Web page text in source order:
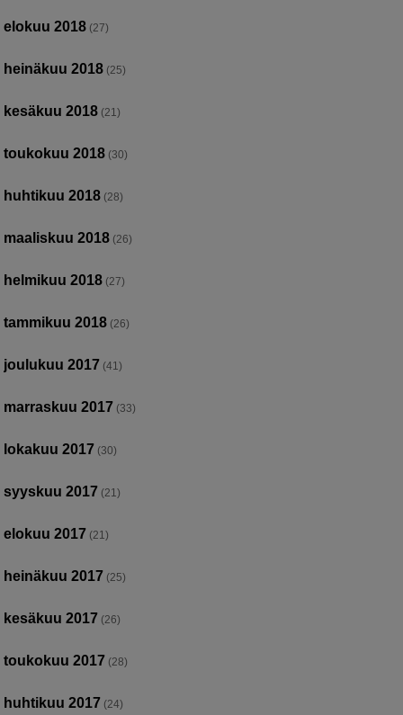
elokuu 2018 (27)
heinäkuu 2018 (25)
kesäkuu 2018 (21)
toukokuu 2018 (30)
huhtikuu 2018 (28)
maaliskuu 2018 (26)
helmikuu 2018 (27)
tammikuu 2018 (26)
joulukuu 2017 (41)
marraskuu 2017 (33)
lokakuu 2017 (30)
syyskuu 2017 (21)
elokuu 2017 (21)
heinäkuu 2017 (25)
kesäkuu 2017 (26)
toukokuu 2017 (28)
huhtikuu 2017 (24)